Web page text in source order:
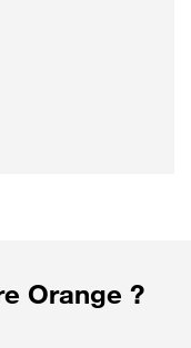
Orange ?